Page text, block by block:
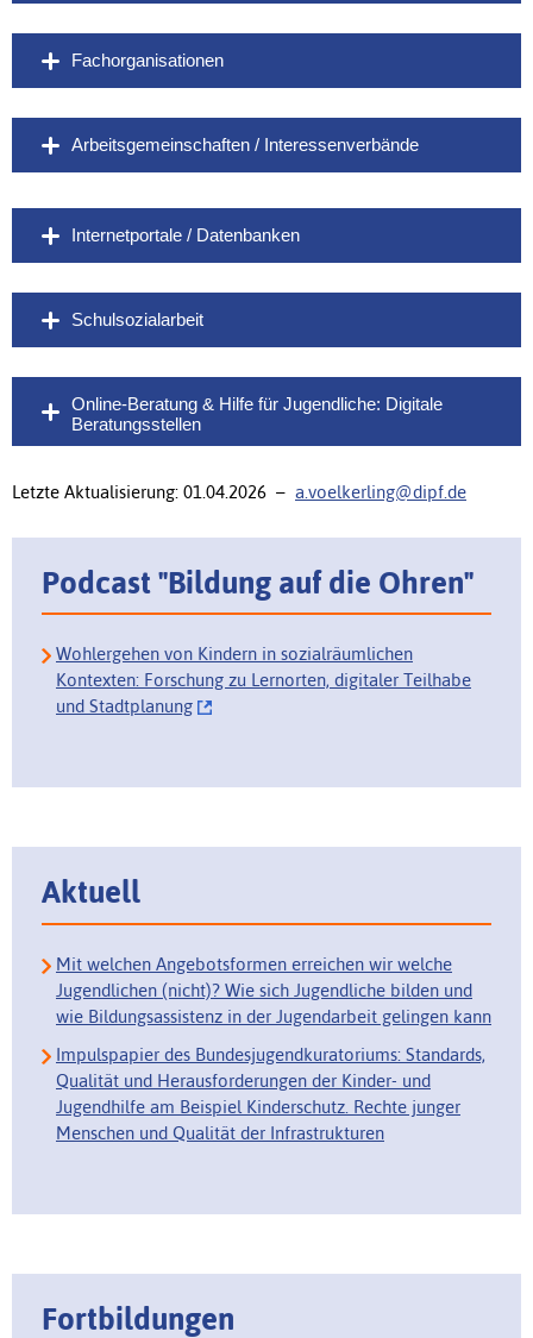
Fachorganisationen
Arbeitsgemeinschaften / Interessenverbände
Internetportale / Datenbanken
Schulsozialarbeit
Online-Beratung & Hilfe für Jugendliche: Digitale
Beratungsstellen
Letzte Aktualisierung: 01.04.2026 – a.voelkerling@dipf.de
Podcast "Bildung auf die Ohren"
Wohlergehen von Kindern in sozialräumlichen
Kontexten: Forschung zu Lernorten, digitaler Teilhabe
und Stadtplanung
Aktuell
Mit welchen Angebotsformen erreichen wir welche
Jugendlichen (nicht)? Wie sich Jugendliche bilden und
wie Bildungsassistenz in der Jugendarbeit gelingen kann
Impulspapier des Bundesjugendkuratoriums: Standards,
Qualität und Herausforderungen der Kinder- und
Jugendhilfe am Beispiel Kinderschutz. Rechte junger
Menschen und Qualität der Infrastrukturen
Fortbildungen